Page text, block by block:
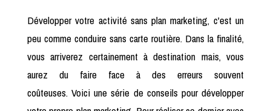
Développer votre activité sans plan marketing, c'est un
peu comme conduire sans carte routière. Dans la finalité,
vous arriverez certainement à destination mais, vous
aurez du faire face à des erreurs souvent
coûteuses. Voici une série de conseils pour développer